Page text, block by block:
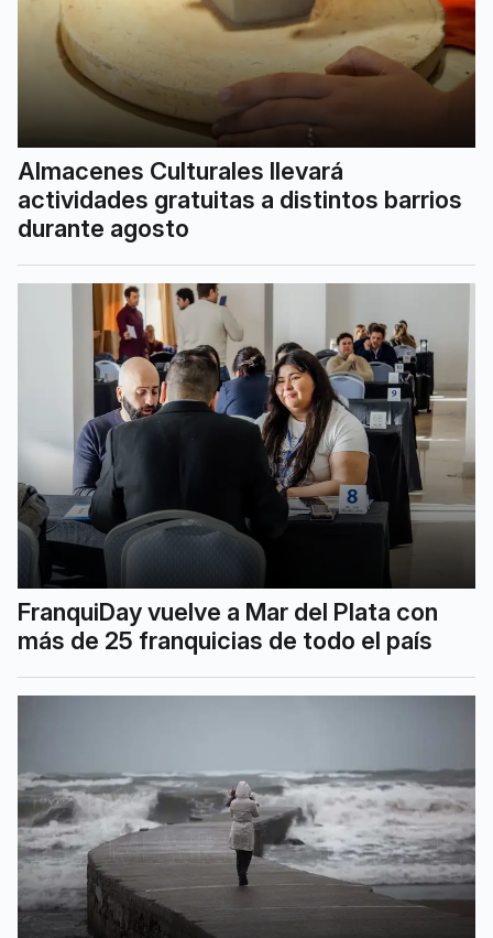
Almacenes Culturales llevará
actividades gratuitas a distintos barrios
durante agosto
FranquiDay vuelve a Mar del Plata con
más de 25 franquicias de todo el país